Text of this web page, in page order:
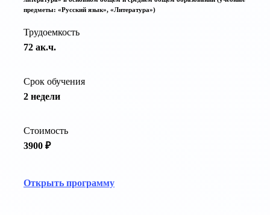
предметы: «Русский язык», «Литература»)
Трудоемкость
72 ак.ч.
Срок обучения
2 недели
Стоимость
3900 ₽
Открыть программу